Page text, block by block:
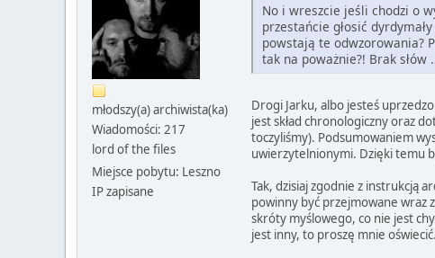
młodszy(a) archiwista(ka)
Wiadomości: 217
lord of the files
Miejsce pobytu: Leszno
IP zapisane
No i wreszcie jeśli chodzi o
przestańcie głosić
powstają te odwzorowania?
tak na poważnie?! Brak słów
Drogi Jarku, albo jesteś
jest skład chronologiczny oraz
toczyliśmy). Podsumowaniem
uwierzytelnionymi. Dzięki temu
Tak, dzisiaj zgodnie z instrukcją
powinny być przejmowane wraz
skróty myślowego, co nie jest
jest inny, to proszę mnie oświecić.